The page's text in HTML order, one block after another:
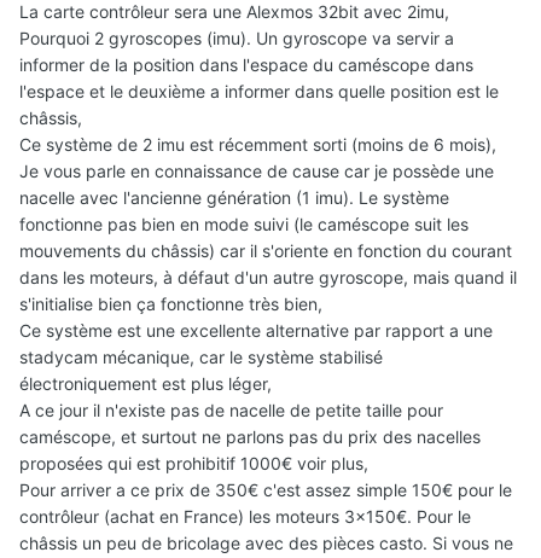
La carte contrôleur sera une Alexmos 32bit avec 2imu,
Pourquoi 2 gyroscopes (imu). Un gyroscope va servir a
informer de la position dans l'espace du caméscope dans
l'espace et le deuxième a informer dans quelle position est le
châssis,
Ce système de 2 imu est récemment sorti (moins de 6 mois),
Je vous parle en connaissance de cause car je possède une
nacelle avec l'ancienne génération (1 imu). Le système
fonctionne pas bien en mode suivi (le caméscope suit les
mouvements du châssis) car il s'oriente en fonction du courant
dans les moteurs, à défaut d'un autre gyroscope, mais quand il
s'initialise bien ça fonctionne très bien,
Ce système est une excellente alternative par rapport a une
stadycam mécanique, car le système stabilisé
électroniquement est plus léger,
A ce jour il n'existe pas de nacelle de petite taille pour
caméscope, et surtout ne parlons pas du prix des nacelles
proposées qui est prohibitif 1000€ voir plus,
Pour arriver a ce prix de 350€ c'est assez simple 150€ pour le
contrôleur (achat en France) les moteurs 3x150€. Pour le
châssis un peu de bricolage avec des pièces casto. Si vous ne